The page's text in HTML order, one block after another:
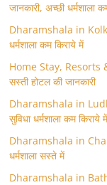
जानकारी, अच्छी धर्मशाला
Dharamshala in
धर्मशाला कम किराये में
Home Stay, Resorts
सस्ती होटल की जानकारी
Dharamshala in
सुविधा धर्मशाला कम किराये
Dharamshala in
धर्मशाला सस्ते में
Dharamshala in